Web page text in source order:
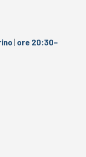
| ore 20:30–